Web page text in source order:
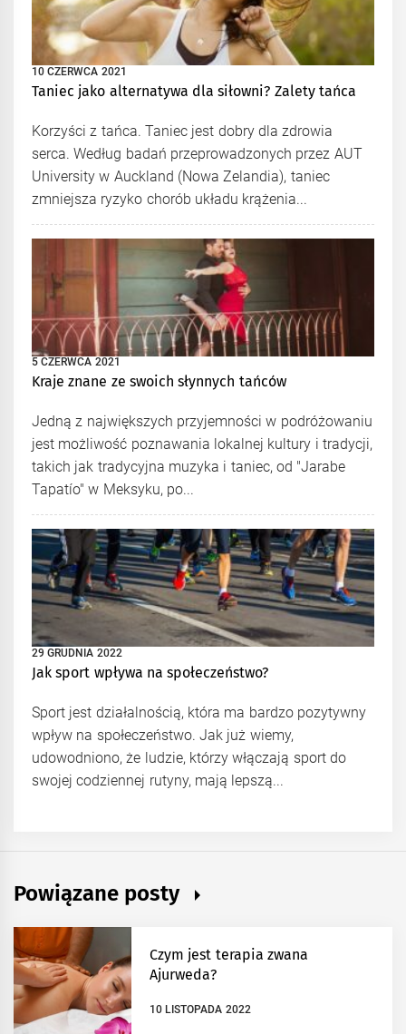
10 CZERWCA 2021
Taniec jako alternatywa dla siłowni? Zalety tańca
Korzyści z tańca. Taniec jest dobry dla zdrowia
serca. Według badań przeprowadzonych przez AUT
University w Auckland (Nowa Zelandia), taniec
zmniejsza ryzyko chorób układu krążenia...
5 CZERWCA 2021
Kraje znane ze swoich słynnych tańców
Jedną z największych przyjemności w podróżowaniu
jest możliwość poznawania lokalnej kultury i tradycji,
takich jak tradycyjna muzyka i taniec, od "Jarabe
Tapatío" w Meksyku, po...
29 GRUDNIA 2022
Jak sport wpływa na społeczeństwo?
Sport jest działalnością, która ma bardzo pozytywny
wpływ na społeczeństwo. Jak już wiemy,
udowodniono, że ludzie, którzy włączają sport do
swojej codziennej rutyny, mają lepszą...
Powiązane posty
Czym jest terapia zwana
Ajurweda?
10 LISTOPADA 2022